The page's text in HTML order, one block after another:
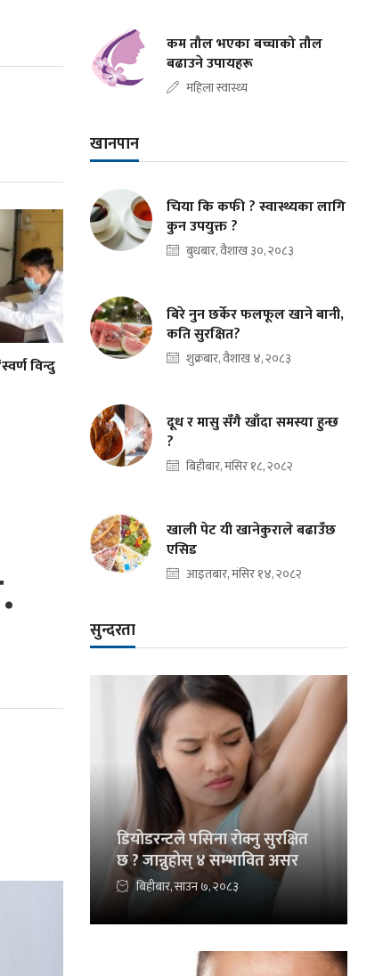
विन्दु
कम तौल भएका बच्चाको तौल
बढाउने उपायहरू
महिला स्वास्थ्य
खानपान
चिया कि कफी ? स्वास्थ्यका लागि
कुन उपयुक्त ?
बुधबार, वैशाख ३०, २०८३
बिरे नुन छर्केर फलफूल खाने बानी,
कति सुरक्षित?
शुक्रबार, वैशाख ४, २०८३
दूध र मासु सँगै खाँदा समस्या हुन्छ
?
बिहीबार, मंसिर १८, २०८२
खाली पेट यी खानेकुराले बढाउँछ
एसिड
आइतबार, मंसिर १४, २०८२
सुन्दरता
डियोडरन्टले पसिना रोक्नु सुरक्षित
छ ? जान्नुहोस् ४ सम्भावित असर
बिहीबार, साउन ७, २०८३